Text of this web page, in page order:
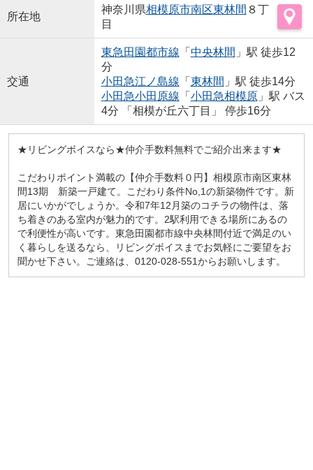
所在地
神奈川県相模原市南区東林間 ８丁
目
交通
東急田園都市線 「 中央林間 」駅 徒歩12
分
小田急江ノ島線 「 東林間 」駅 徒歩14分
小田急小田原線 「 小田急相模原」駅 バス
4分 「相模が丘六丁目」 停歩16分
★リビングボイスなら★仲介手数料無料でご紹介出来ます★
こだわりポイント満載の【仲介手数料０円】相模原市南区東林
間13期 新築一戸建て。こだわり条件No,1の新築物件です。新
居にいかがでしょうか。令和7年12月築のコチラの物件は、落
ち着きのある室内が魅力的です。2駅利用できる場所にあるの
で利便性が高いです。東急田園都市線中央林間付近で満足のい
く暮らしを送るなら、リビングボイスまでお気軽にご要望をお
聞かせ下さい。ご連絡は、0120-028-551からお願いします。